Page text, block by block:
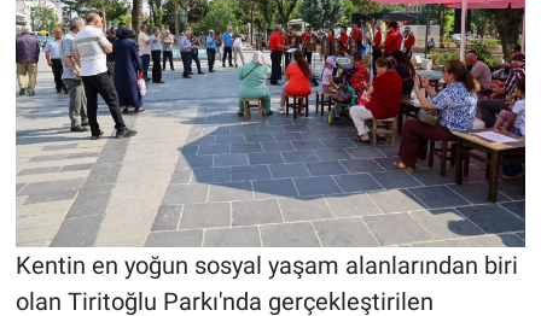
Kentin en yoğun sosyal yaşam alanlarından biri
olan Tiritoğlu Parkı'nda gerçekleştirilen